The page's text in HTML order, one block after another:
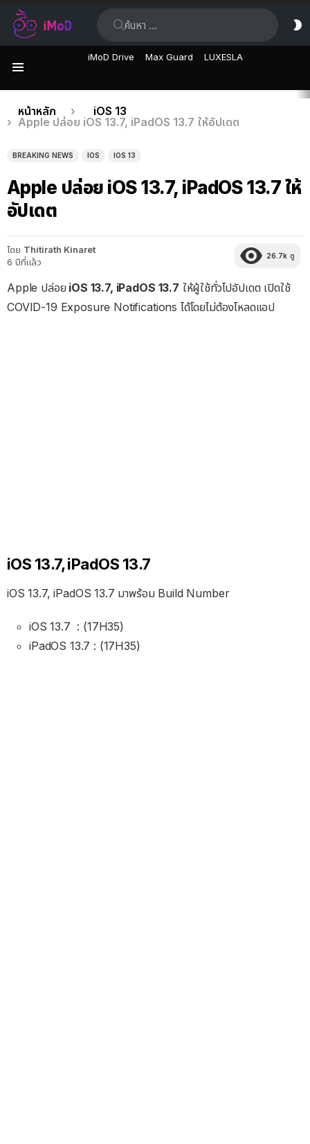
iMoD Drive Max Guard LUXESLA
เรื่อง
ล่าสุด
คุณอยู่ที่นี่:
หน้าหลัก
iOS 13
Apple ปล่อย iOS 13.7, iPadOS 13.7 ให้อัปเดต
BREAKING NEWS IOS IOS 13
Apple ปล่อย iOS 13.7, iPadOS 13.7 ให้
อัปเดต
โดย Thitirath Kinaret
6 ปีที่แล้ว
26.7k ดู
Apple ปล่อย iOS 13.7, iPadOS 13.7 ให้ผู้ใช้ทั่วไปอัปเดต เปิดใช้
COVID-19 Exposure Notifications ได้โดยไม่ต้องโหลดแอป
iOS 13.7, iPadOS 13.7
iOS 13.7, iPadOS 13.7 มาพร้อม Build Number
iOS 13.7 : (17H35)
iPadOS 13.7 : (17H35)